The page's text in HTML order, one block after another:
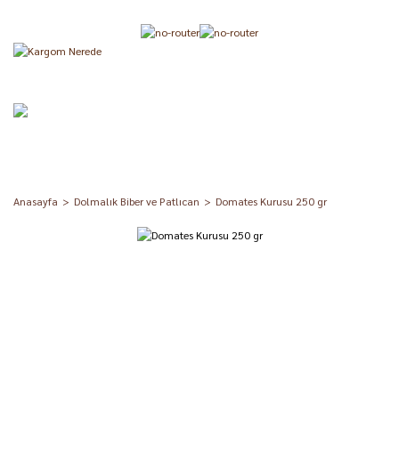
Anasayfa Dolmalık Biber ve Patlıcan Domates Kurusu 250 gr